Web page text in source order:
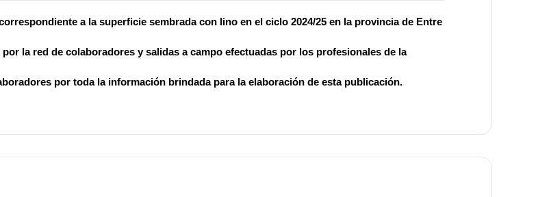
a la superficie sembrada con lino en el ciclo 2024/25 en la provincia de Entre
la red de colaboradores y salidas a campo efectuadas por los profesionales de la
por toda la información brindada para la elaboración de esta publicación.